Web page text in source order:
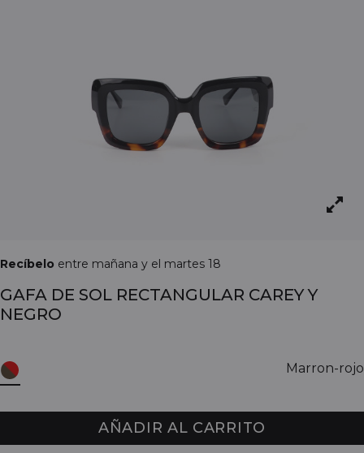
Recíbelo entre mañana y el martes 18
GAFA DE SOL RECTANGULAR CAREY Y
NEGRO
Marron-rojo
AÑADIR AL CARRITO